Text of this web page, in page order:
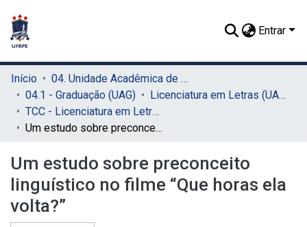
Entrar
Início
04. Unidade Acadêmica de Garanhuns (UAG)
04.1 - Graduação (UAG)
Licenciatura em Letras (UAG)
TCC - Licenciatura em Letras (UAG)
Um estudo sobre preconceito linguístico no filme “Que horas ela volta?”
Um estudo sobre preconceito
linguístico no filme “Que horas ela
volta?”